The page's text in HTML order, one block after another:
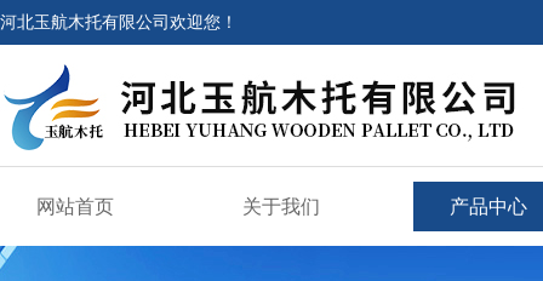
河北玉航木托有限公司欢迎您！
网站首页 关于我们 产品中心